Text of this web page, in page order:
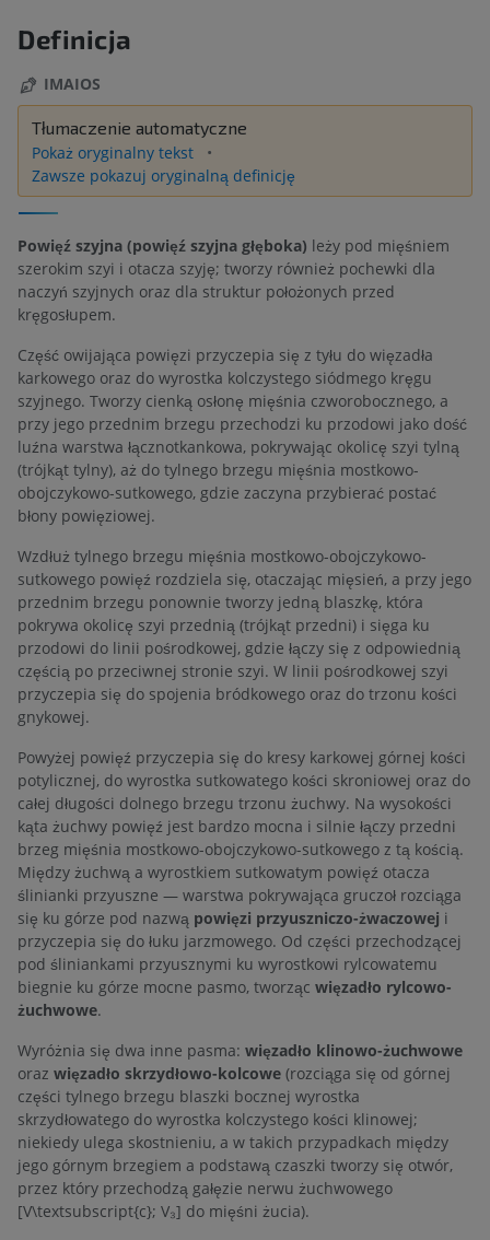
Definicja
IMAIOS
Tłumaczenie automatyczne
Pokaż oryginalny tekst
Zawsze pokazuj oryginalną definicję
Powięź szyjna (powięź szyjna głęboka) leży pod mięśniem
szerokim szyi i otacza szyję; tworzy również pochewki dla
naczyń szyjnych oraz dla struktur położonych przed
kręgosłupem.
Część owijająca powięzi przyczepia się z tyłu do więzadła
karkowego oraz do wyrostka kolczystego siódmego kręgu
szyjnego. Tworzy cienką osłonę mięśnia czworobocznego, a
przy jego przednim brzegu przechodzi ku przodowi jako dość
luźna warstwa łącznotkankowa, pokrywając okolicę szyi tylną
(trójkąt tylny), aż do tylnego brzegu mięśnia mostkowo-
obojczykowo-sutkowego, gdzie zaczyna przybierać postać
błony powięziowej.
Wzdłuż tylnego brzegu mięśnia mostkowo-obojczykowo-
sutkowego powięź rozdziela się, otaczając mięsień, a przy jego
przednim brzegu ponownie tworzy jedną blaszkę, która
pokrywa okolicę szyi przednią (trójkąt przedni) i sięga ku
przodowi do linii pośrodkowej, gdzie łączy się z odpowiednią
częścią po przeciwnej stronie szyi. W linii pośrodkowej szyi
przyczepia się do spojenia bródkowego oraz do trzonu kości
gnykowej.
Powyżej powięź przyczepia się do kresy karkowej górnej kości
potylicznej, do wyrostka sutkowatego kości skroniowej oraz do
całej długości dolnego brzegu trzonu żuchwy. Na wysokości
kąta żuchwy powięź jest bardzo mocna i silnie łączy przedni
brzeg mięśnia mostkowo-obojczykowo-sutkowego z tą kością.
Między żuchwą a wyrostkiem sutkowatym powięź otacza
ślinianki przyuszne — warstwa pokrywająca gruczoł rozciąga
się ku górze pod nazwą powięzi przyuszniczo-żwaczowej i
przyczepia się do łuku jarzmowego. Od części przechodzącej
pod śliniankami przyusznymi ku wyrostkowi rylcowatemu
biegnie ku górze mocne pasmo, tworząc więzadło rylcowo-
żuchwowe.
Wyróżnia się dwa inne pasma: więzadło klinowo-żuchwowe
oraz więzadło skrzydłowo-kolcowe (rozciąga się od górnej
części tylnego brzegu blaszki bocznej wyrostka
skrzydłowatego do wyrostka kolczystego kości klinowej;
niekiedy ulega skostnieniu, a w takich przypadkach między
jego górnym brzegiem a podstawą czaszki tworzy się otwór,
przez który przechodzą gałęzie nerwu żuchwowego
[V\textsubscript{c}; V₃] do mięśni żucia).